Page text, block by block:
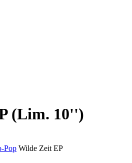
(Lim. 10'')
Pop Wilde Zeit EP